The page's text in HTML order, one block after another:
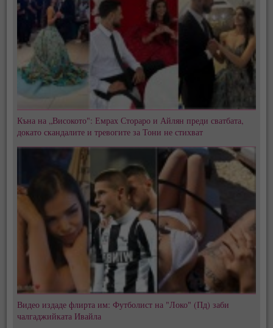
Къна на „Високото": Емрах Стораро и Айлян преди сватбата,
докато скандалите и тревогите за Тони не стихват
Видео издаде флирта им: Футболист на "Локо" (Пд) заби
чалгаджийката Ивайла